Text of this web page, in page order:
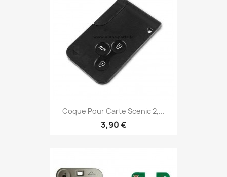
Coque Pour Carte Scenic 2,...
3,90 €